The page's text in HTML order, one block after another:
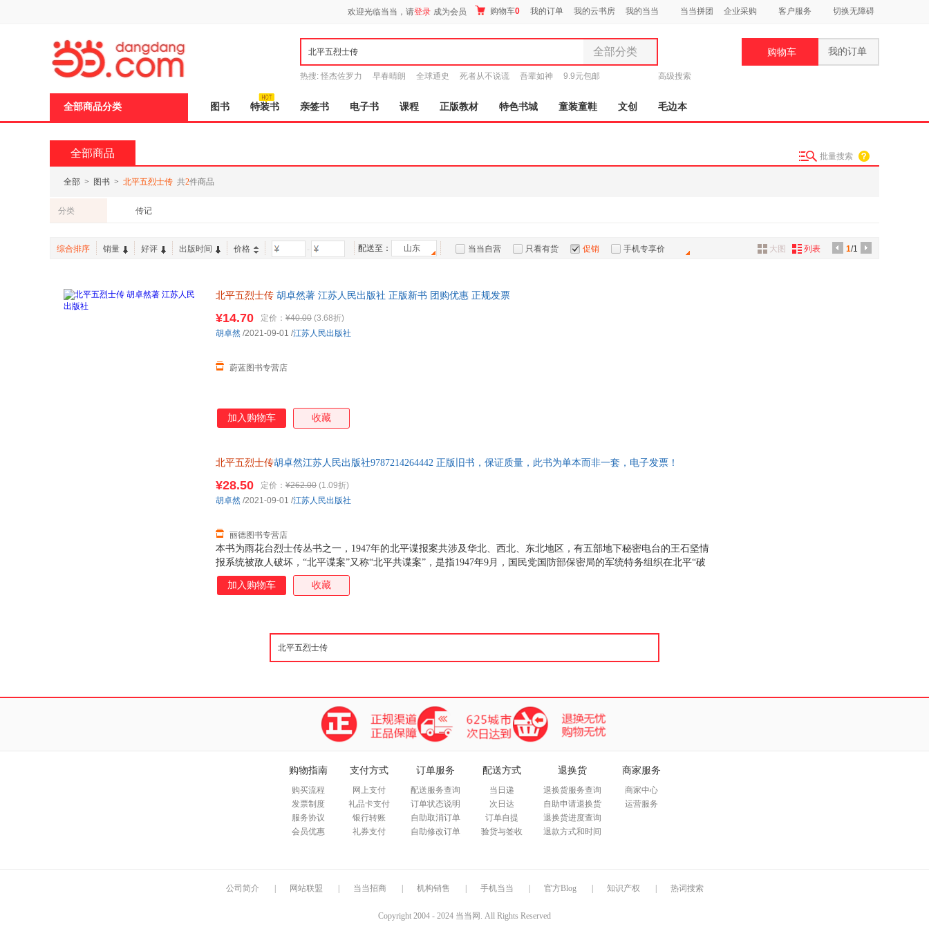
欢迎光临当当，请登录 成为会员 购物车0 我的订单 我的云书房 我的当当 当当拼团 企业采购 客户服务 切换无障碍
全部分类
全部分类
图书
电子书
家居日用
热搜: 怪杰佐罗力 早春晴朗 全球通史 死者从不说谎 吾辈如神 9.9元包邮 高级搜索
购物车 我的订单
全部商品分类 图书 特装书 亲签书 电子书 课程 正版教材 特色书城 童装童鞋 文创 毛边本
全部商品 批量搜索
全部 > 图书 > 北平五烈士传 共2件商品
分类 传记
综合排序 销量 好评 出版时间 价格 - 配送至： 山东 当当自营 只看有货 促销 手机专享价 1/1
大图 列表
北平五烈士传 胡卓然著 江苏人民出版社 正版新书 团购优惠 正规发票
¥14.70 定价： ¥40.00 (3.68折)
蔚蓝图书专营店
胡卓然 /2021-09-01 /江苏人民出版社
加入购物车 收藏
北平五烈士传胡卓然江苏人民出版社9787214264442 正版旧书，保证质量，此书为单本而非一套，电子发票！
本书为雨花台烈士传丛书之一，1947年的北平谍报案共涉及华北、西北、东北地区，有五部地下秘密电台的王石坚情
报系统被敌人破坏，“北平谍案”又称“北平共谍案”，是指1947年9月，国民党国防部保密局的军统特务组织在北平“破
获”的一起中共地下电台案，是中共情报战线遭受的一次大劫难，是中国共产党情报史上的一次重大损失。本书讲述
了“北平五烈士”丁行、谢士炎、赵良璋、朱建国、孔繁蕤的事迹，他们驰骋在看不见硝烟的谍报战场上，为了完成特
¥28.50 定价： ¥262.00 (1.09折)
丽德图书专营店
胡卓然 /2021-09-01 /江苏人民出版社
加入购物车 收藏
页
购物指南
购买流程
发票制度
服务协议
会员优惠
支付方式
网上支付
礼品卡支付
银行转账
礼券支付
订单服务
配送服务查询
订单状态说明
自助取消订单
自助修改订单
配送方式
当日递
次日达
订单自提
验货与签收
退换货
退换货服务查询
自助申请退换货
退换货进度查询
退款方式和时间
商家服务
商家中心
运营服务
公司简介 网站联盟 当当招商 机构销售 手机当当 官方Blog 知识产权 热词搜索
Copyright 2004 - 2024 当当网. All Rights Reserved